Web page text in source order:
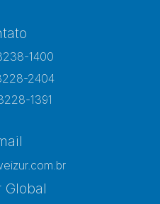
1400
2404
1391
Global